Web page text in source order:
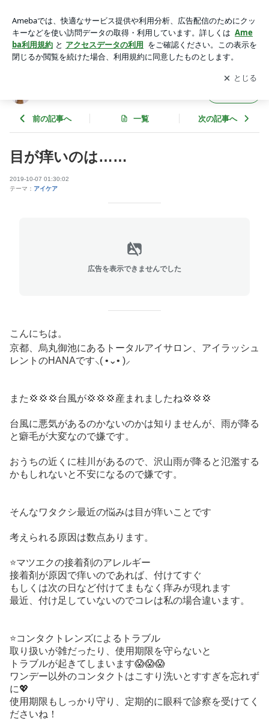
アプリをダウンロードして ブログの更新通知
を受け取りまし
ょう。
開く
前の記事へ 一覧 次の記事へ
目が痒いのは……
2019-10-07 01:30:02
テーマ： アイケア
広告を表示できませんでした
こんにちは。
京都、烏丸御池にあるトータルアイサロン、アイラッシュ
レントのHANAです‪⸜( •⌄• )⸝‬
また💢💢💢台風が💢💢💢産まれましたね💢💢💢
台風に悪気があるのかないのかは知りませんが、雨が降る
と癖毛が大変なので嫌です。
おうちの近くに桂川があるので、沢山雨が降ると氾濫する
かもしれないと不安になるので嫌です。
そんなワタクシ最近の悩みは目が痒いことです
考えられる原因は数点あります。
⭐️マツエクの接着剤のアレルギー
接着剤が原因で痒いのであれば、付けてすぐ
もしくは次の日など付けてまもなく痒みが現れます
最近、付け足していないのでコレは私の場合違います。
⭐️コンタクトレンズによるトラブル
取り扱いが雑だったり、使用期限を守らないと
トラブルが起きてしまいます😱😱😱
ワンデー以外のコンタクトはこすり洗いとすすぎを忘れず
に💖
使用期限もしっかり守り、定期的に眼科で診察を受けてく
ださいね！